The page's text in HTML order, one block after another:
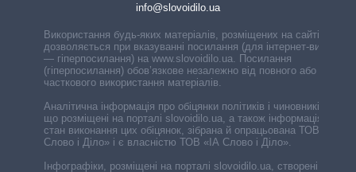
info@slovoidilo.ua
Використання будь-яких матеріалів, розміщених на сайті,
дозволяється при вказуванні посилання (для інтернет-видань
— гіперпосилання) на www.slovoidilo.ua. Посилання
(гіперпосилання) обов’язкове незалежно від повного або
часткового використання матеріалів.
Аналітична інформація про обіцянки політиків і чиновників,
що розміщені на порталі slovoidilo.ua, а також інформація про
стан виконання цих обіцянок, зібрана й опрацьована ТОВ «ІА
Слово і Діло» і є власністю ТОВ «ІА Слово і Діло».
Інфографіки, розміщені на порталі slovoidilo.ua, створені ГО